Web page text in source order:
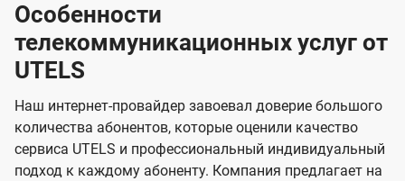
Особенности
телекоммуникационных услуг от
UTELS
Наш интернет-провайдер завоевал доверие большого
количества абонентов, которые оценили качество
сервиса UTELS и профессиональный индивидуальный
подход к каждому абоненту. Компания предлагает на